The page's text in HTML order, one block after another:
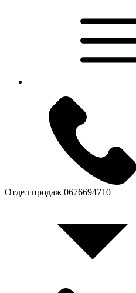
Отдел продаж 0676694710